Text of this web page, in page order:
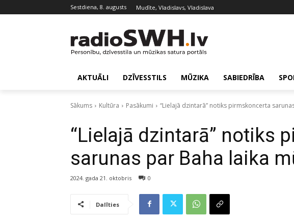
sestdiena, 8. augusts Mudīte, Vladislavs, Vladislava
AKTUĀLI DZĪVESSTILS MŪZIKA SABIEDRĪBA
Sākums Kultūra Pasākumi “Lielajā dzintarā” notiks pirmskoncerta
“Lielajā dzintarā” notiks
sarunas par Baha laika
2024. gada 21. oktobris 0
Dalīties